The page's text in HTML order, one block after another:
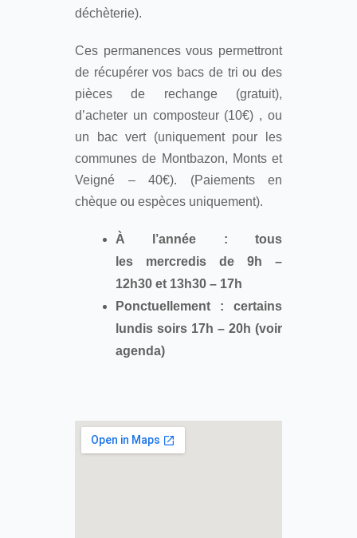
déchèterie).
Ces permanences vous permettront
de récupérer vos bacs de tri ou des
pièces de rechange (gratuit),
d’acheter un composteur (10€) , ou
un bac vert (uniquement pour les
communes de Montbazon, Monts et
Veigné – 40€). (Paiements en
chèque ou espèces uniquement).
À l’année : tous
les mercredis de 9h –
12h30 et 13h30 – 17h
Ponctuellement : certains
lundis soirs 17h – 20h (voir
agenda)